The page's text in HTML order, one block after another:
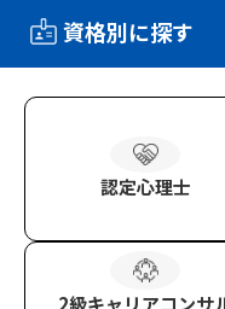
資格別に探す
認定心理士
2級キャリアコンサ